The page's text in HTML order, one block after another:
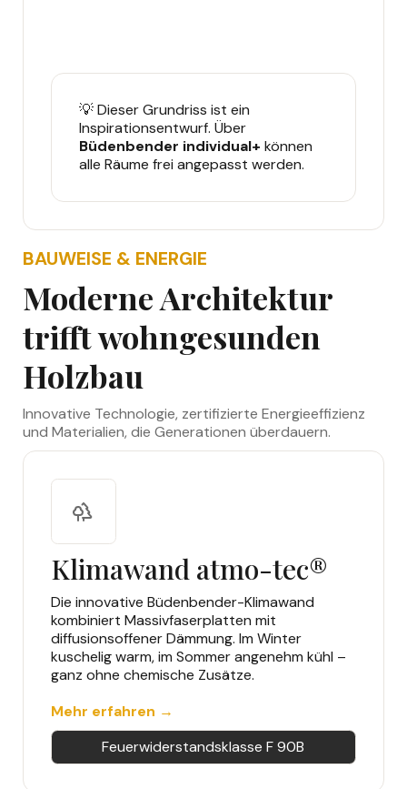
💡 Dieser Grundriss ist ein
Inspirationsentwurf. Über
Büdenbender individual+ können
alle Räume frei angepasst werden.
BAUWEISE & ENERGIE
Moderne Architektur
trifft wohngesunden
Holzbau
Innovative Technologie, zertifizierte Energieeffizienz
und Materialien, die Generationen überdauern.
Klimawand atmo-tec®
Die innovative Büdenbender-Klimawand
kombiniert Massivfaserplatten mit
diffusionsoffener Dämmung. Im Winter
kuschelig warm, im Sommer angenehm kühl –
ganz ohne chemische Zusätze.
Mehr erfahren →
Feuerwiderstandsklasse F 90B